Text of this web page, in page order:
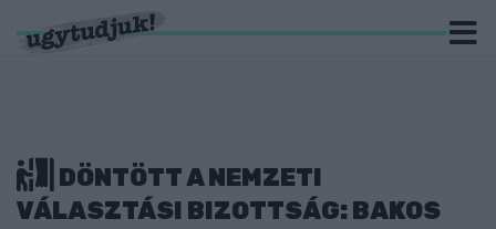
DÖNTÖTT A NEMZETI
VÁLASZTÁSI BIZOTTSÁG: BAKOS